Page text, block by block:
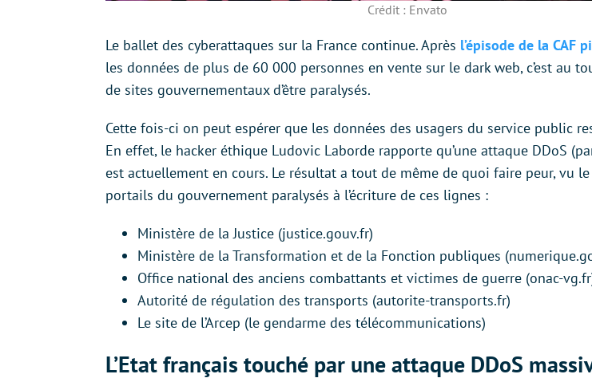
Crédit : Envato
Le ballet des cyberattaques sur la France continue. Après l’épisode de la CAF
les données de plus de 60 000 personnes en vente sur le dark web, c’est au
de sites gouvernementaux d’être paralysés.
Cette fois-ci on peut espérer que les données des usagers du service public
En effet, le hacker éthique Ludovic Laborde rapporte qu’une attaque DDoS
est actuellement en cours. Le résultat a tout de même de quoi faire peur, vu
portails du gouvernement paralysés à l’écriture de ces lignes :
Ministère de la Justice (justice.gouv.fr)
Ministère de la Transformation et de la Fonction publiques
Office national des anciens combattants et victimes de guerre (onac-
Autorité de régulation des transports (autorite-transports.fr)
Le site de l’Arcep (le gendarme des télécommunications)
L’Etat français touché par une attaque DDoS